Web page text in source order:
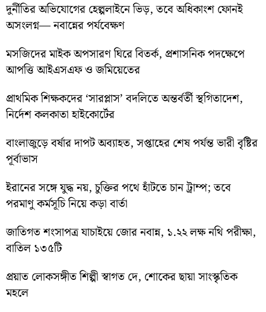
দুর্নীতির অভিযোগের হেল্পলাইনে ভিড়, তবে অধিকাংশ ফোনই
অসংলগ্ন— নবান্নের পর্যবেক্ষণ
মসজিদের মাইক অপসারণ ঘিরে বিতর্ক, প্রশাসনিক পদক্ষেপে
আপত্তি আইএসএফ ও জমিয়েতের
প্রাথমিক শিক্ষকদের ‘সারপ্লাস’ বদলিতে অন্তর্বর্তী স্থগিতাদেশ,
নির্দেশ কলকাতা হাইকোর্টের
বাংলাজুড়ে বর্ষার দাপট অব্যাহত, সপ্তাহের শেষ পর্যন্ত ভারী বৃষ্টির
পূর্বাভাস
ইরানের সঙ্গে যুদ্ধ নয়, চুক্তির পথে হাঁটতে চান ট্রাম্প; তবে
পরমাণু কর্মসূচি নিয়ে কড়া বার্তা
জাতিগত শংসাপত্র যাচাইয়ে জোর নবান্ন, ১.২২ লক্ষ নথি পরীক্ষা,
বাতিল ১৩৫টি
প্রয়াত লোকসঙ্গীত শিল্পী স্বাগত দে, শোকের ছায়া সাংস্কৃতিক
মহলে